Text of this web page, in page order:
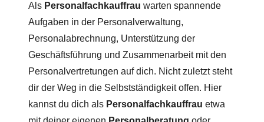
Als Personalfachkauffrau warten spannende
Aufgaben in der Personalverwaltung,
Personalabrechnung, Unterstützung der
Geschäftsführung und Zusammenarbeit mit den
Personalvertretungen auf dich. Nicht zuletzt steht
dir der Weg in die Selbstständigkeit offen. Hier
kannst du dich als Personalfachkauffrau etwa